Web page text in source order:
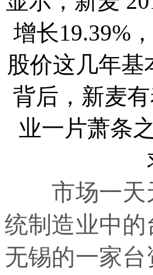
市场一天天
统制造业中
无锡的一家